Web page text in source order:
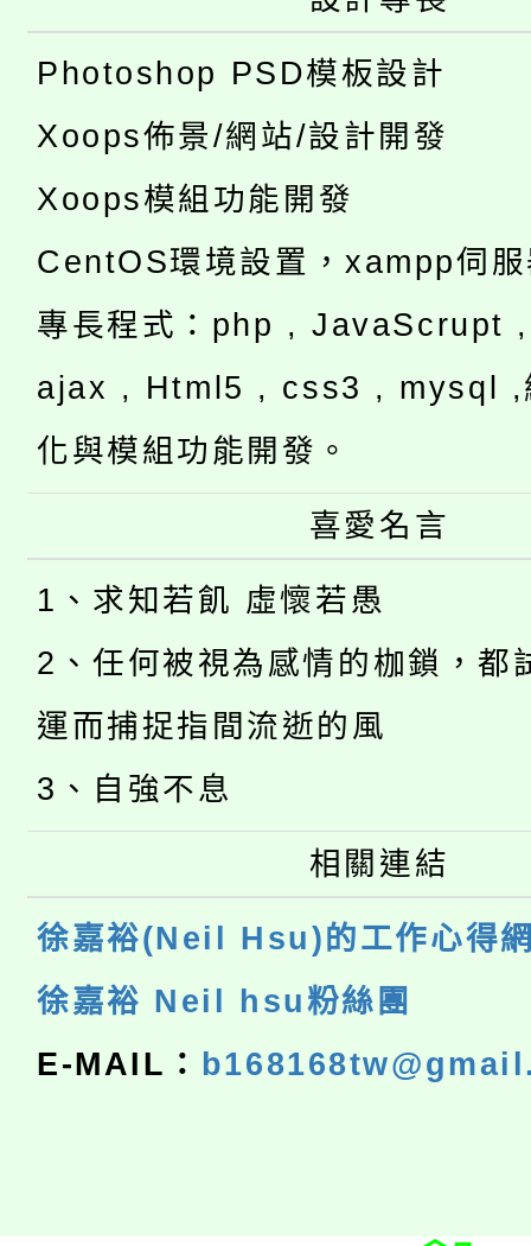
Photoshop PSD模板設計
Xoops佈景/網站/設計開發
Xoops模組功能開發
CentOS環境設置，xampp伺
專長程式：php , JavaScrupt
ajax , Html5 , css3 , mysql ,
化與模組功能開發。
喜愛名言
1、求知若飢 虛懷若愚
2、任何被視為感情的枷鎖，都
運而捕捉指間流逝的風
3、自強不息
相關連結
徐嘉裕(Neil Hsu)的工作心得
徐嘉裕 Neil hsu粉絲團
E-MAIL：